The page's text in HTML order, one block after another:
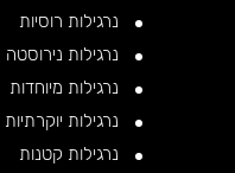
נרגילות רוסיות
נרגילות נירוסטה
נרגילות מיוחדות
נרגילות יוקרתיות
נרגילות קטנות